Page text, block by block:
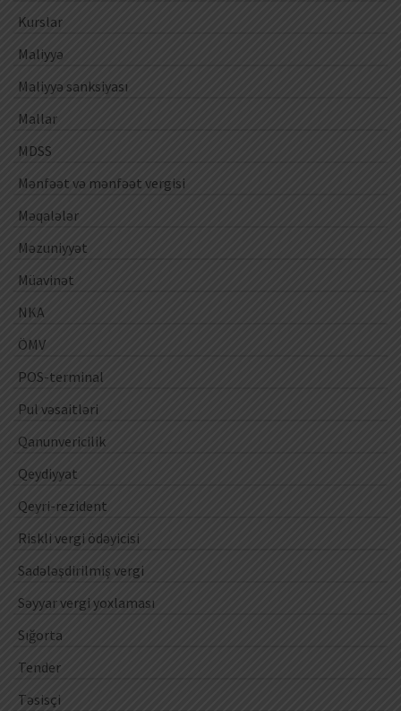
Kurslar
Maliyyə
Maliyyə sanksiyası
Mallar
MDSS
Mənfəət və mənfəət vergisi
Məqalələr
Məzuniyyət
Müavinət
NKA
ÖMV
POS-terminal
Pul vəsaitləri
Qanunvericilik
Qeydiyyat
Qeyri-rezident
Riskli vergi ödəyicisi
Sadələşdirilmiş vergi
Səyyar vergi yoxlaması
Sığorta
Tender
Təsisçi